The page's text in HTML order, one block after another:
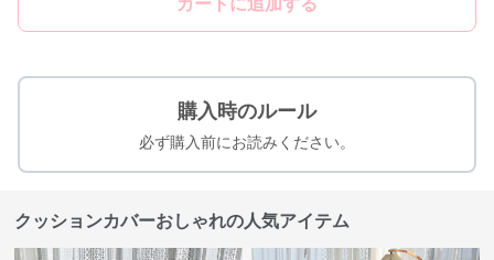
カートに追加する
購入時のルール
必ず購入前にお読みください。
クッションカバーおしゃれの人気アイテム